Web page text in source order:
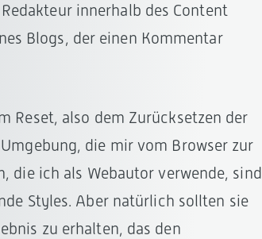
innerhalb des Content
Blogs, der einen Kommentar
Reset, also dem Zurücksetzen der
die mir vom Browser zur
die ich als Webautor verwende, sind
Styles. Aber natürlich sollten sie
zu erhalten, das den